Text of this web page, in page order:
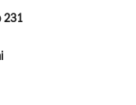
231